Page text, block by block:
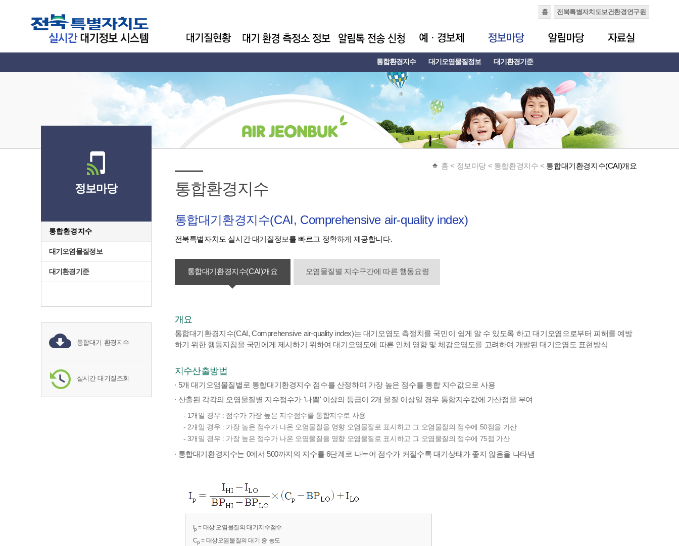
홈 전북특별자치도보건환경연구원
통합환경지수 대기오염물질정보 대기환경기준
정보마당
통합환경지수
대기오염물질정보
대기환경기준
통합대기 환경지수
실시간 대기질조회
홈 < 정보마당 < 통합환경지수 < 통합대기환경지수(CAI)개요
통합환경지수
통합대기환경지수(CAI, Comprehensive air-quality index)
전북특별자치도 실시간 대기질정보를 빠르고 정확하게 제공합니다.
통합대기환경지수(CAI)개요 오염물질별 지수구간에 따른 행동요령
개요
통합대기환경지수(CAI, Comprehensive air-quality index)는 대기오염도 측정치를 국민이 쉽게 알 수 있도록 하고 대기오염으로부터 피해를 예방
하기 위한 행동지침을 국민에게 제시하기 위하여 대기오염도에 따른 인체 영향 및 체감오염도를 고려하여 개발된 대기오염도 표현방식
지수산출방법
5개 대기오염물질별로 통합대기환경지수 점수를 산정하며 가장 높은 점수를 통합 지수값으로 사용
산출된 각각의 오염물질별 지수점수가 '나쁨' 이상의 등급이 2개 물질 이상일 경우 통합지수값에 가산점을 부여
- 1개일 경우 : 점수가 가장 높은 지수점수를 통합지수로 사용
- 2개일 경우 : 가장 높은 점수가 나온 오염물질을 영향 오염물질로 표시하고 그 오염물질의 점수에 50점을 가산
- 3개일 경우 : 가장 높은 점수가 나온 오염물질을 영향 오염물질로 표시하고 그 오염물질의 점수에 75점 가산
통합대기환경지수는 0에서 500까지의 지수를 6단계로 나누어 점수가 커질수록 대기상태가 좋지 않음을 나타냄
Ip = 대상 오염물질의 대기지수점수
Cp = 대상오염물질의 대기 중 농도